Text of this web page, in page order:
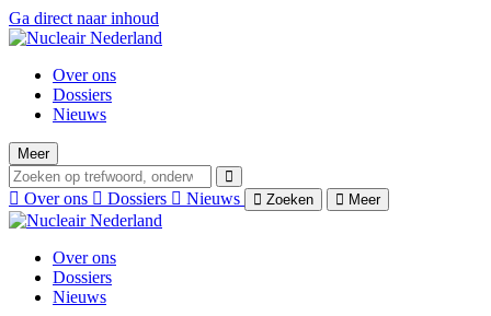
Ga direct naar inhoud
Over ons
Dossiers
Nieuws
Meer
Over ons Dossiers Nieuws Zoeken Meer
Over ons
Dossiers
Nieuws